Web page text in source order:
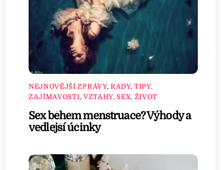
NEJNOVĚJŠÍ ZPRÁVY, RADY, TIPY,
ZAJÍMAVOSTI, VZTAHY, SEX, ŽIVOT
Sex během menstruace? Výhody a
vedlejší účinky